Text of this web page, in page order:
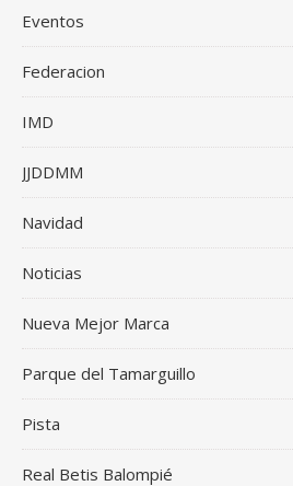
Eventos
Federacion
IMD
JJDDMM
Navidad
Noticias
Nueva Mejor Marca
Parque del Tamarguillo
Pista
Real Betis Balompié